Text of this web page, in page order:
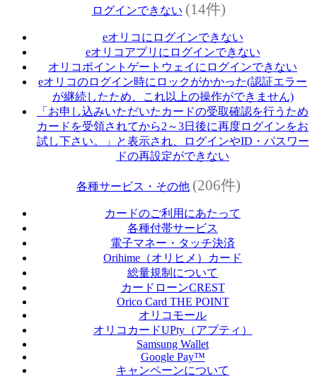
ログインできない (14件)
eオリコにログインできない
eオリコアプリにログインできない
オリコポイントゲートウェイにログインできない
eオリコのログイン時にロックがかかった(認証エラー
が継続したため、これ以上の操作ができません)
「お申し込みいただいたカードの受取確認を行うため
カードを受領されてから2～3日後に再度ログインをお
試し下さい。」と表示され、ログインやID・パスワー
ドの再設定ができない
各種サービス・その他 (206件)
カードのご利用にあたって
各種付帯サービス
電子マネー・タッチ決済
Orihime（オリヒメ）カード
総量規制について
カードローンCREST
Orico Card THE POINT
オリコモール
オリコカードUPty（アプティ）
Samsung Wallet
Google Pay™
キャンペーンについて